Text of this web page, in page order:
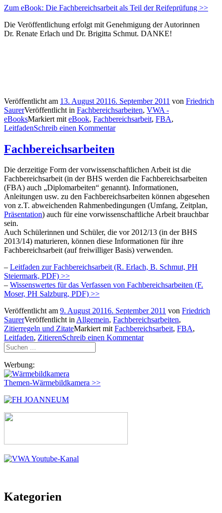
Zum eBook: Die Fachbereichsarbeit als Teil der Reifeprüfung >>
Die Veröffentlichung erfolgt mit Genehmigung der Autorinnen
Dr. Renate Erlach und Dr. Brigitta Schmut. DANKE!
Veröffentlicht am 13. August 20116. September 2011 von Friedrich
SaurerVeröffentlicht in Fachbereichsarbeiten, VWA -
eBooksMarkiert mit eBook, Fachbereichsarbeit, FBA,
LeitfadenSchreib einen Kommentar
Fachbereichsarbeiten
Die derzeitige Form der vorwissenschaftlichen Arbeit ist die
Fachbereichsarbeit (in der BHS werden die Fachbereichsarbeiten
(FBA) auch „Diplomarbeiten“ genannt). Informationen,
Anleitungen usw. zu den Fachbereichsarbeiten können abgesehen
von z.T. abweichenden Rahmenbedingungen (Umfang, Zeitplan,
Präsentation) auch für eine vorwissenschaftliche Arbeit brauchbar
sein.
Auch Schülerinnen und Schüler, die vor 2012/13 (in der BHS
2013/14) maturieren, können diese Informationen für ihre
Fachbereichsarbeit (auf freiwilliger Basis) verwenden.
– Leitfaden zur Fachbereichsarbeit (R. Erlach, B. Schmut, PH
Steiermark, PDF) >>
– Wissenswertes für das Verfassen von Fachbereichsarbeiten (F.
Moser, PH Salzburg, PDF) >>
Veröffentlicht am 9. August 20116. September 2011 von Friedrich
SaurerVeröffentlicht inAllgemein, Fachbereichsarbeiten,
Zitierregeln und ZitateMarkiert mitFachbereichsarbeit, FBA,
Leitfaden, ZitierenSchreib einen Kommentar
Suchen
nach:
Werbung:
Themen-Wärmebildkamera >>
Kategorien